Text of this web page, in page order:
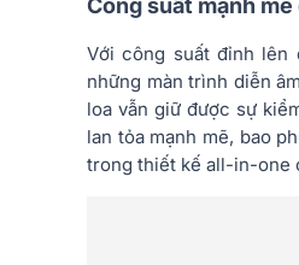
Công suất mạnh mẽ
Với công suất đỉnh lên
những màn trình diễn
loa vẫn giữ được sự
lan tỏa mạnh mẽ, bao
trong thiết kế all-in-one